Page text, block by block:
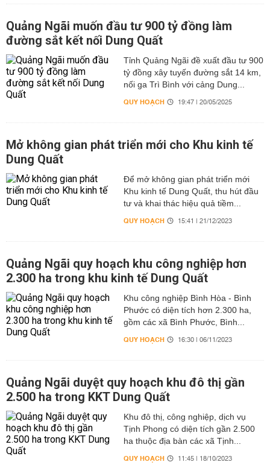
Quảng Ngãi muốn đầu tư 900 tỷ đồng làm
đường sắt kết nối Dung Quất
Tỉnh Quảng Ngãi đề xuất đầu tư 900
tỷ đồng xây tuyến đường sắt 14 km,
nối ga Trì Bình với cảng Dung...
QUY HOẠCH 19:47 | 20/05/2025
Mở không gian phát triển mới cho Khu kinh tế
Dung Quất
Để mở không gian phát triển mới
Khu kinh tế Dung Quất, thu hút đầu
tư và khai thác hiệu quả tiềm...
QUY HOẠCH 15:41 | 21/12/2023
Quảng Ngãi quy hoạch khu công nghiệp hơn
2.300 ha trong khu kinh tế Dung Quất
Khu công nghiệp Bình Hòa - Bình
Phước có diện tích hơn 2.300 ha,
gồm các xã Bình Phước, Bình...
QUY HOẠCH 16:30 | 06/11/2023
Quảng Ngãi duyệt quy hoạch khu đô thị gần
2.500 ha trong KKT Dung Quất
Khu đô thị, công nghiệp, dịch vụ
Tịnh Phong có diện tích gần 2.500
ha thuộc địa bàn các xã Tịnh...
QUY HOẠCH 11:45 | 18/10/2023